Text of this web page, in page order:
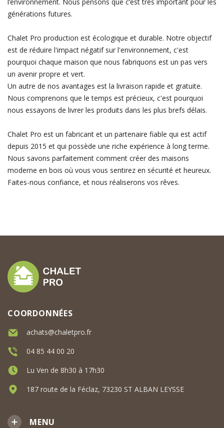
générations futures.
Chalet Pro production est écologique et durable. Notre objectif
est de réduire l'impact négatif sur l'environnement, c'est
pourquoi chaque maison que nous fabriquons est un pas vers
un avenir propre et vert.
Un autre de nos avantages est la livraison rapide et gratuite.
Nous comprenons que le temps est précieux, c'est pourquoi
nous essayons de livrer les produits dans les plus brefs délais.
Chalet Pro est un fabricant et un partenaire fiable qui est actif
depuis 2015 et qui possède une riche expérience à long terme.
Nous savons parfaitement comment créer des maisons
moderne en bois où vous vous sentirez en sécurité et heureux.
Faites-nous confiance, et nous réaliserons vos rêves.
MENU
COORDONNÉES
achats@chaletpro.fr
04 85 44 00 20
Lu Ven de 8h30 à 17h30
187 route de la Féclaz, 73230 ST ALBAN LEYSSE